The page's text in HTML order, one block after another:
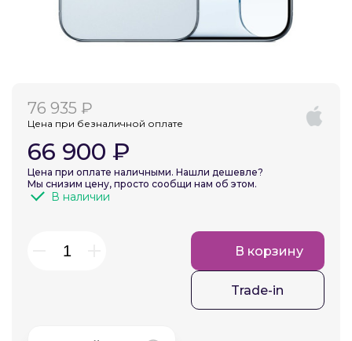
76 935 ₽
Цена при безналичной оплате
66 900 ₽
Цена при оплате наличными. Нашли дешевле?
Мы снизим цену, просто сообщи нам об этом.
В наличии
В корзину
Trade-in
Оплачивайте сегодня только
Получайте товар
Оставшиеся75 % будут
списываться